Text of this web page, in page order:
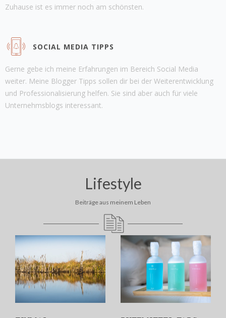
Zuhause ist es immer noch am schönsten.
SOCIAL MEDIA TIPPS
Gerne gebe ich meine Erfahrungen im Bereich Social Media
weiter. Meine Blogger Tipps sollen dir bei der Weiterentwicklung
und Professionalisierung helfen. Sie sind aber auch für viele
Unternehmsblogs interessant.
Lifestyle
Beiträge aus meinem Leben